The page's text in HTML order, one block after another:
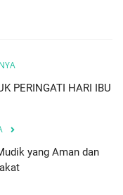
PERINGATI HARI IBU
yang Aman dan